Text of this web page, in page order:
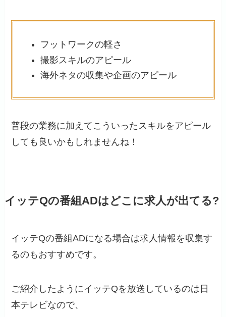
フットワークの軽さ
撮影スキルのアピール
海外ネタの収集や企画のアピール
普段の業務に加えてこういったスキルをアピール
しても良いかもしれませんね！
イッテQの番組ADはどこに求人が出てる?
イッテQの番組ADになる場合は求人情報を収集す
るのもおすすめです。
ご紹介したようにイッテQを放送しているのは日
本テレビなので、